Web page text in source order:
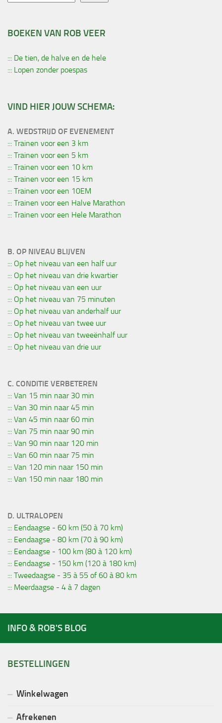
BOEKEN VAN ROB VEER
::: De tien, de halve en de hele
::: Lopen zonder poespas
VIND HIER JOUW SCHEMA:
A. WEDSTRIJD OF EVENEMENT
::: Trainen voor een 3 km
::: Trainen voor een 5 km
::: Trainen voor een 10 km
::: Trainen voor een 15 km
::: Trainen voor een 10EM
::: Trainen voor een Halve Marathon
::: Trainen voor een Hele Marathon
B. OP NIVEAU BLIJVEN
::: Op het niveau van een half uur
::: Op het niveau van drie kwartier
::: Op het niveau van een uur
::: Op het niveau van 75 minuten
::: Op het niveau van anderhalf uur
::: Op het niveau van twee uur
::: Op het niveau van tweeënhalf uur
::: Op het niveau van drie uur
C. CONDITIE VERBETEREN
::: Van 15 min naar 30 min
::: Van 30 min naar 45 min
::: Van 45 min naar 60 min
::: Van 75 min naar 90 min
::: Van 90 min naar 120 min
::: Van 60 min naar 75 min
::: Van 120 min naar 150 min
::: Van 150 min naar 180 min
D. ULTRALOPEN
::: Eendaagse - 60 km (50 à 70 km)
::: Eendaagse - 80 km (70 à 90 km)
::: Eendaagse - 100 km (80 à 120 km)
::: Eendaagse - 150 km (120 à 180 km)
::: Tweedaagse - 35 à 55 of 60 à 80 km
::: Meerdaagse - 4 à 7 dagen
INFO & ROB'S BLOG
BESTELLINGEN
Winkelwagen
Afrekenen